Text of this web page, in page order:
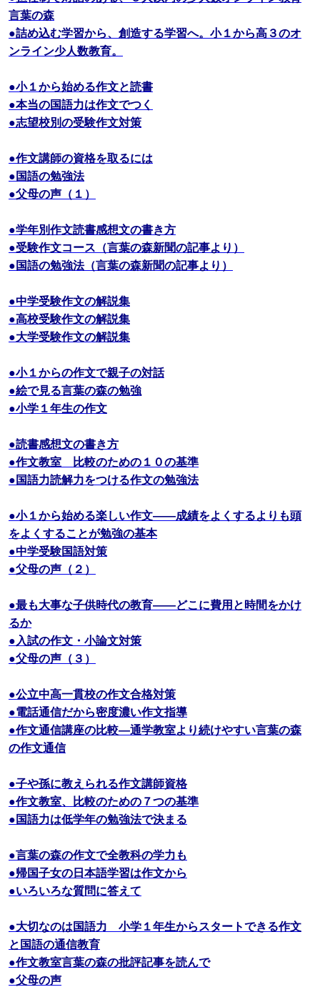
言葉の森
●詰め込む学習から、創造する学習へ。小１から高３のオ
ンライン少人数教育。
●小１から始める作文と読書
●本当の国語力は作文でつく
●志望校別の受験作文対策
●作文講師の資格を取るには
●国語の勉強法
●父母の声（１）
●学年別作文読書感想文の書き方
●受験作文コース（言葉の森新聞の記事より）
●国語の勉強法（言葉の森新聞の記事より）
●中学受験作文の解説集
●高校受験作文の解説集
●大学受験作文の解説集
●小１からの作文で親子の対話
●絵で見る言葉の森の勉強
●小学１年生の作文
●読書感想文の書き方
●作文教室 比較のための１０の基準
●国語力読解力をつける作文の勉強法
●小１から始める楽しい作文――成績をよくするよりも頭
をよくすることが勉強の基本
●中学受験国語対策
●父母の声（２）
●最も大事な子供時代の教育――どこに費用と時間をかけ
るか
●入試の作文・小論文対策
●父母の声（３）
●公立中高一貫校の作文合格対策
●電話通信だから密度濃い作文指導
●作文通信講座の比較―通学教室より続けやすい言葉の森
の作文通信
●子や孫に教えられる作文講師資格
●作文教室、比較のための７つの基準
●国語力は低学年の勉強法で決まる
●言葉の森の作文で全教科の学力も
●帰国子女の日本語学習は作文から
●いろいろな質問に答えて
●大切なのは国語力 小学１年生からスタートできる作文
と国語の通信教育
●作文教室言葉の森の批評記事を読んで
●父母の声